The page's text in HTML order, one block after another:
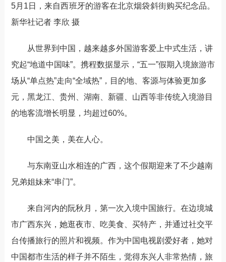
5月1日，来自西班牙的游客在北京烟袋斜街购买纪念品。
新华社记者 李欣 摄
从世界到中国，越来越多外国游客爱上中式生活，讲
究起“地道中国味”。携程数据显示，“五一”假期入境旅游市
场从“单点热”走向“全域热”，目的地、客源与体验更加多
元，黑龙江、贵州、湖南、新疆、山西等非传统入境游目
的地客流增长明显，均超过60%。
中国之美，美在人心。
与东南亚山水相连的广西，这个假期迎来了不少越南
兄弟姐妹来“串门”。
来自河内的阮秋月，第一次入境中国旅行。在边境城
市广西东兴，她逛夜市、吃美食、买特产，并通过社交平
台传播旅行的照片和视频。作为中国电视剧爱好者，她对
中国都市生活的样子并不陌生，觉得东兴人非常热情，旅